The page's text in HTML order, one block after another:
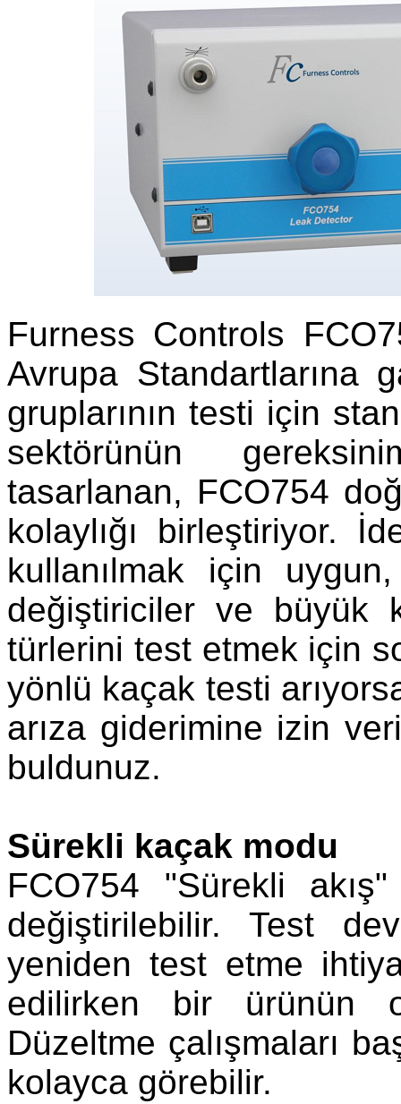
Furness Controls
Avrupa Standartlarına
gruplarının testi için
sektörünün
tasarlanan, FCO754
kolaylığı birleştiriyor.
kullanılmak için
değiştiriciler ve büyük
türlerini test etmek için
yönlü kaçak testi
arıza giderimine izin
buldunuz.
Sürekli kaçak modu
FCO754 "Sürekli
değiştirilebilir. Test
yeniden test etme
edilirken bir ürünün
Düzeltme çalışmaları
kolayca görebilir.